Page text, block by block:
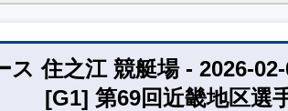
ス 住之江 競艇場 - 2026-
[G1] 第69回近畿地区選